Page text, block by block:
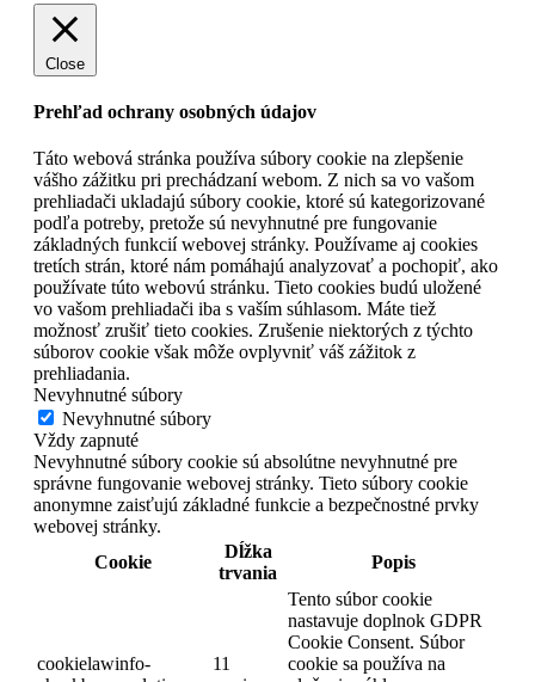
Close
Prehľad ochrany osobných údajov
Táto webová stránka používa súbory cookie na zlepšenie
vášho zážitku pri prechádzaní webom. Z nich sa vo vašom
prehliadači ukladajú súbory cookie, ktoré sú kategorizované
podľa potreby, pretože sú nevyhnutné pre fungovanie
základných funkcií webovej stránky. Používame aj cookies
tretích strán, ktoré nám pomáhajú analyzovať a pochopiť, ako
používate túto webovú stránku. Tieto cookies budú uložené
vo vašom prehliadači iba s vaším súhlasom. Máte tiež
možnosť zrušiť tieto cookies. Zrušenie niektorých z týchto
súborov cookie však môže ovplyvniť váš zážitok z
prehliadania.
Nevyhnutné súbory
Nevyhnutné súbory
Vždy zapnuté
Nevyhnutné súbory cookie sú absolútne nevyhnutné pre
správne fungovanie webovej stránky. Tieto súbory cookie
anonymne zaisťujú základné funkcie a bezpečnostné prvky
webovej stránky.
Cookie
Dĺžka
trvania
Popis
cookielawinfo-
11
Tento súbor cookie
nastavuje doplnok GDPR
Cookie Consent. Súbor
cookie sa používa na